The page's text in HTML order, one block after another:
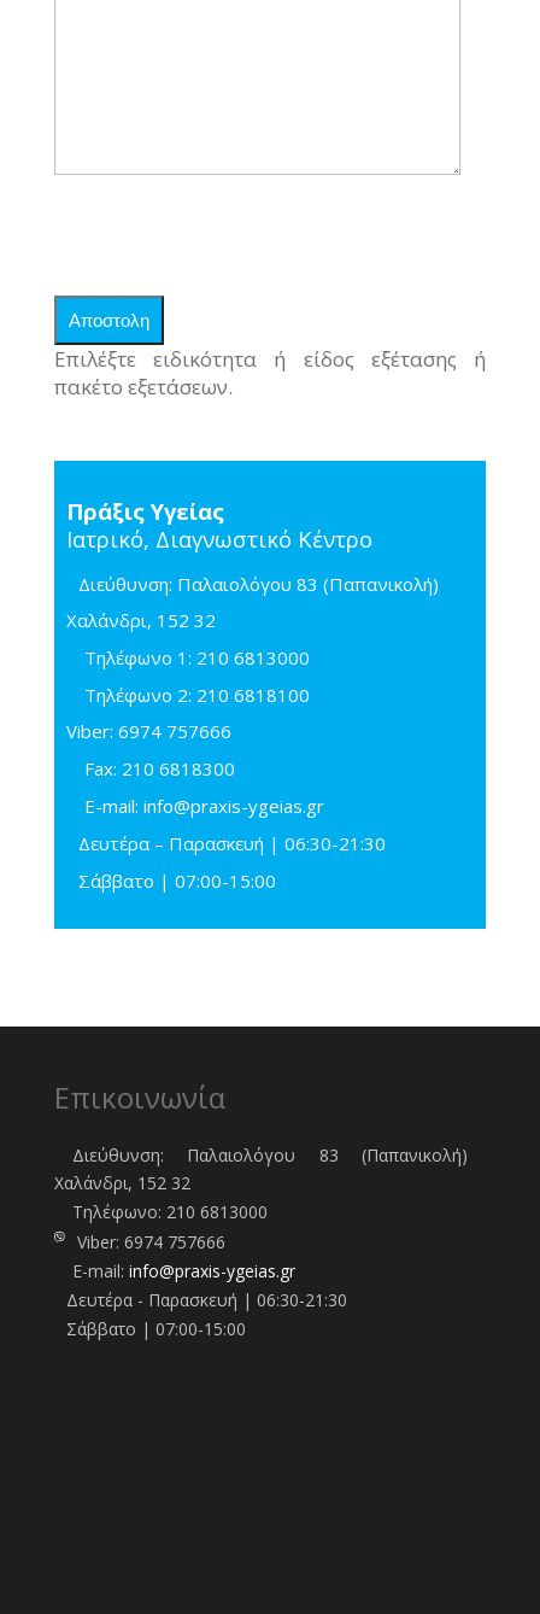
Επιλέξτε ειδικότητα ή είδος εξέτασης ή
πακέτο εξετάσεων.
Πράξις Υγείας
Ιατρικό, Διαγνωστικό Κέντρο
Διεύθυνση: Παλαιολόγου 83 (Παπανικολή)
Χαλάνδρι, 152 32
Τηλέφωνo 1: 210 6813000
Τηλέφωνo 2: 210 6818100
Viber: 6974 757666
Fax: 210 6818300
E-mail: info@praxis-ygeias.gr
Δευτέρα – Παρασκευή | 06:30-21:30
Σάββατο | 07:00-15:00
Επικοινωνία
Διεύθυνση: Παλαιολόγου 83 (Παπανικολή)
Χαλάνδρι, 152 32
Τηλέφωνo: 210 6813000
Viber: 6974 757666
E-mail: info@praxis-ygeias.gr
Δευτέρα - Παρασκευή | 06:30-21:30
Σάββατο | 07:00-15:00